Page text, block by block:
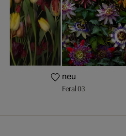
neu
Feral 03